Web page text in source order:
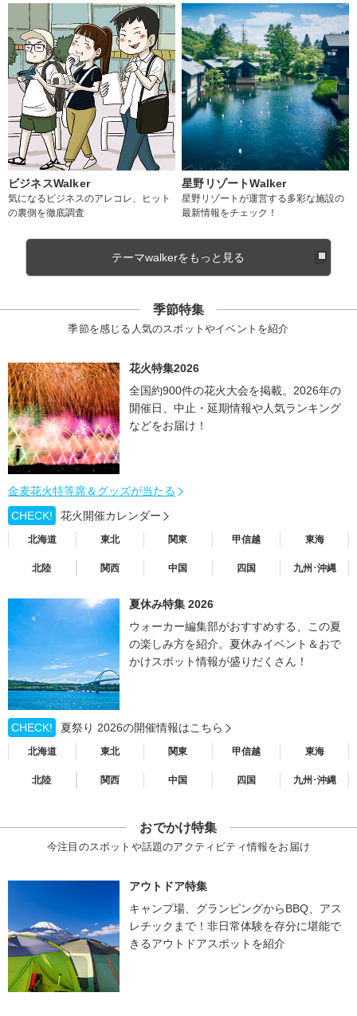
ビジネスWalker
気になるビジネスのアレコレ、ヒット
の裏側を徹底調査
星野リゾートWalker
星野リゾートが運営する多彩な施設の
最新情報をチェック！
テーマwalkerをもっと見る
季節特集
季節を感じる人気のスポットやイベントを紹介
花火特集2026
全国約900件の花火大会を掲載。2026年の
開催日、中止・延期情報や人気ランキング
などをお届け！
金麦花火特等席＆グッズが当たる
CHECK!
花火開催カレンダー
北海道 東北 関東 甲信越 東海
北陸 関西 中国 四国 九州･沖縄
夏休み特集 2026
ウォーカー編集部がおすすめする、この夏
の楽しみ方を紹介。夏休みイベント＆おで
かけスポット情報が盛りだくさん！
CHECK! 夏祭り 2026の開催情報はこちら
北海道 東北 関東 甲信越 東海
北陸 関西 中国 四国 九州･沖縄
おでかけ特集
今注目のスポットや話題のアクティビティ情報をお届け
アウトドア特集
キャンプ場、グランピングからBBQ、アス
レチックまで！非日常体験を存分に堪能で
きるアウトドアスポットを紹介